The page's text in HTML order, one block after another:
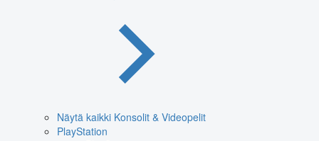
Näytä kaikki Konsolit & Videopelit
PlayStation